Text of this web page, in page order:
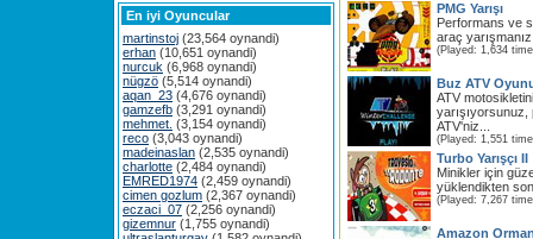
En iyi Oyuncular
martinstoj (23,564 oynandi)
erhan (10,651 oynandi)
nurcuk (6,968 oynandi)
nügzö (5,514 oynandi)
aqan_23 (4,676 oynandi)
gamzefb (3,291 oynandi)
mehmet. (3,154 oynandi)
reco (3,043 oynandi)
madeinaslan (2,535 oynandi)
charlotte (2,484 oynandi)
EMRED1974 (2,459 oynandi)
cimen gozlum (2,367 oynandi)
eczaci_07 (2,256 oynandi)
gizemnur (1,755 oynandi)
PMG Yarışı
Performans ve
araç
(Played: 1,634
Buz ATV
ATV
ATV'niz...
(Played: 1,551
Turbo Yarışçı II
Minikler için
yüklendikten
(Played: 7,267
Amazon